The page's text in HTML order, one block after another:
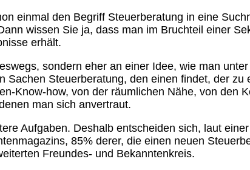
einmal den Begriff Steuerberatung in eine
wissen Sie ja, dass man im Bruchteil einer
erhält.
sondern eher an einer Idee, wie man
Sachen Steuerberatung, den einen findet, der zu
Know-how, von der räumlichen Nähe, von den
man sich anvertraut.
Aufgaben. Deshalb entscheiden sich, laut
85% derer, die einen neuen
Freundes- und Bekanntenkreis.